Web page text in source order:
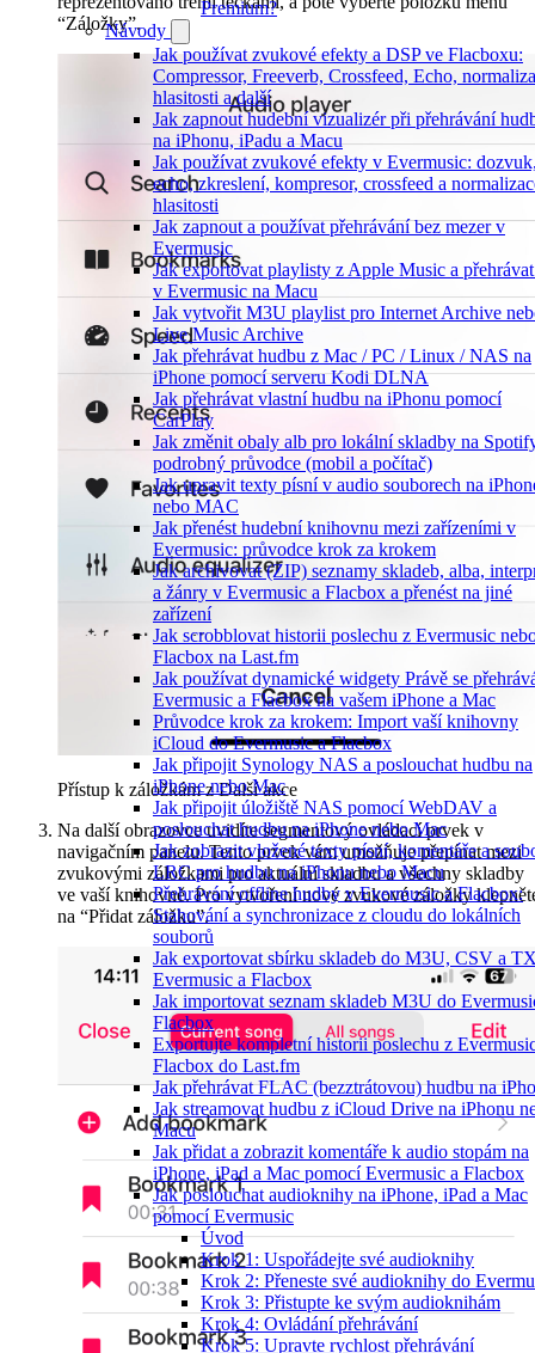
Premium?
Návody
Jak používat zvukové efekty a DSP ve Flacboxu:
Compressor, Freeverb, Crossfeed, Echo,
hlasitosti a další
Jak zapnout hudební vizualizér při přehrávání
na iPhonu, iPadu a Macu
Jak používat zvukové efekty v Evermusic:
echo, zkreslení, kompresor, crossfeed a
hlasitosti
Jak zapnout a používat přehrávání bez mezer v
Evermusic
Jak exportovat playlisty z Apple Music a
v Evermusic na Macu
Jak vytvořit M3U playlist pro Internet Archive
Live Music Archive
Jak přehrávat hudbu z Mac / PC / Linux / NAS na
iPhone pomocí serveru Kodi DLNA
Jak přehrávat vlastní hudbu na iPhonu pomocí
CarPlay
Jak změnit obaly alb pro lokální skladby na
podrobný průvodce (mobil a počítač)
Jak upravit texty písní v audio souborech na
nebo MAC
Jak přenést hudební knihovnu mezi zařízeními v
Evermusic: průvodce krok za krokem
Jak archivovat (ZIP) seznamy skladeb, alba,
a žánry v Evermusic a Flacbox a přenést na jiné
zařízení
Jak scrobblovat historii poslechu z Evermusic
Flacbox na Last.fm
Jak používat dynamické widgety Právě se
Evermusic a Flacbox na vašem iPhone a Mac
Průvodce krok za krokem: Import vaší knihovny
iCloud do Evermusic a Flacbox
Jak připojit Synology NAS a poslouchat hudbu na
iPhone nebo Mac
Jak připojit úložiště NAS pomocí WebDAV a
poslouchat hudbu na iPhone nebo Mac
Jak zobrazit vložené texty písní, komentáře a
LRC pro hudbu na iPhonu nebo Macu
Přehrávání offline hudby v Evermusic a Flacbox:
Stahování a synchronizace z cloudu do lokálních
souborů
Jak exportovat sbírku skladeb do M3U, CSV a
Evermusic a Flacbox
Jak importovat seznam skladeb M3U do
Flacbox
Exportujte kompletní historii poslechu z
Flacbox do Last.fm
Jak přehrávat FLAC (bezztrátovou) hudbu na
Jak streamovat hudbu z iCloud Drive na iPhonu
Macu
Jak přidat a zobrazit komentáře k audio stopám na
iPhone, iPad a Mac pomocí Evermusic a Flacbox
Jak poslouchat audioknihy na iPhone, iPad a Mac
pomocí Evermusic
Úvod
Krok 1: Uspořádejte své audioknihy
Krok 2: Přeneste své audioknihy do
Krok 3: Přistupte ke svým audioknihám
Krok 4: Ovládání přehrávání
Krok 5: Upravte rychlost přehrávání
“Záložky”.
Přístup k záložkám z Další akce
Na další obrazovce uvidíte segmentový ovládací prvek v
navigačním panelu. Tento prvek vám umožňuje přepínat mezi
zvukovými záložkami pro aktuální skladbu a všechny skladby
ve vaší knihovně. Pro vytvoření nové zvukové záložky
na “Přidat záložku”.